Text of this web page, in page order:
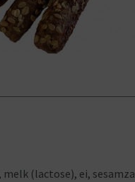
(lactose), ei,